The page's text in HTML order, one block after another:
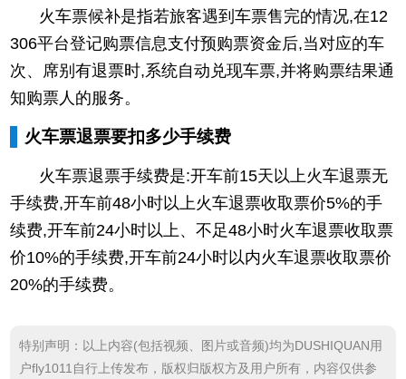
火车票候补是指若旅客遇到车票售完的情况,在12
306平台登记购票信息支付预购票资金后,当对应的车
次、席别有退票时,系统自动兑现车票,并将购票结果通
知购票人的服务。
火车票退票要扣多少手续费
火车票退票手续费是:开车前15天以上火车退票无
手续费,开车前48小时以上火车退票收取票价5%的手
续费,开车前24小时以上、不足48小时火车退票收取票
价10%的手续费,开车前24小时以内火车退票收取票价
20%的手续费。
特别声明：以上内容(包括视频、图片或音频)均为DUSHIQUAN用
户fly1011自行上传发布，版权归版权方及用户所有，内容仅供参